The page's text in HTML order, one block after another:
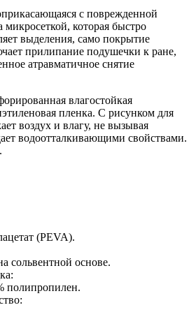
с поврежденной
которая быстро
выделения, само покрытие
прилипание подушечки к ране,
атравматичное снятие
влагостойкая
пленка. С рисунком для
воздух и влагу, не вызывая
водоотталкивающими свойствами.
(PEVA).
сольвентной основе.
полипропилен.